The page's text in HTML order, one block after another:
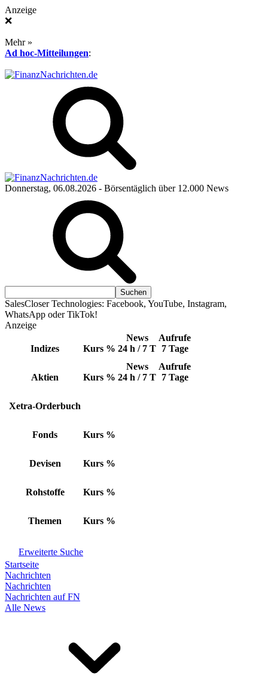
Anzeige
❌
Mehr »
Ad hoc-Mitteilungen:
Donnerstag, 06.08.2026 - Börsentäglich über 12.000 News
SalesCloser Technologies: Facebook, YouTube, Instagram,
WhatsApp oder TikTok!
Anzeige
Indizes Kurs %
News
24 h / 7 T
Aufrufe
7 Tage
Aktien Kurs %
News
24 h / 7 T
Aufrufe
7 Tage
Xetra-Orderbuch
Fonds Kurs %
Devisen Kurs %
Rohstoffe Kurs %
Themen Kurs %
Erweiterte Suche
Startseite
Nachrichten
Nachrichten
Nachrichten auf FN
Alle News